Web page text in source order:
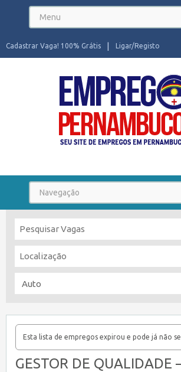
Ligar/Registo
Cadastrar Vaga! 100% Grátis
Esta lista de empregos expirou e pode já não
GESTOR DE QUALIDADE